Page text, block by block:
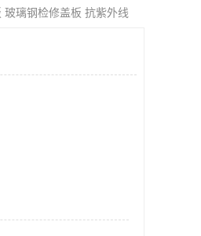
玻璃钢检修盖板 抗紫外线